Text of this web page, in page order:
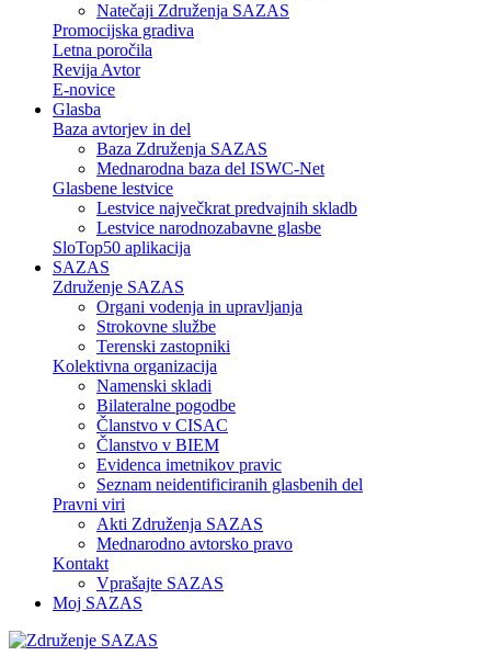
Natečaji Združenja SAZAS
Promocijska gradiva
Letna poročila
Revija Avtor
E-novice
Glasba
Baza avtorjev in del
Baza Združenja SAZAS
Mednarodna baza del ISWC-Net
Glasbene lestvice
Lestvice največkrat predvajnih skladb
Lestvice narodnozabavne glasbe
SloTop50 aplikacija
SAZAS
Združenje SAZAS
Organi vodenja in upravljanja
Strokovne službe
Terenski zastopniki
Kolektivna organizacija
Namenski skladi
Bilateralne pogodbe
Članstvo v CISAC
Članstvo v BIEM
Evidenca imetnikov pravic
Seznam neidentificiranih glasbenih del
Pravni viri
Akti Združenja SAZAS
Mednarodno avtorsko pravo
Kontakt
Vprašajte SAZAS
Moj SAZAS